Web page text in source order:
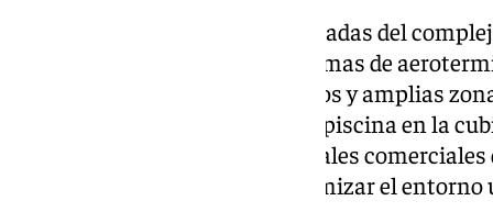
Entre las características destacadas del
certificación energética A, sistemas de
de recarga de vehículos eléctricos y amplias
de espacios de juego infantiles, piscina en la
plazas de garaje, trasteros y locales
comercio de proximidad y dinamizar el entorno